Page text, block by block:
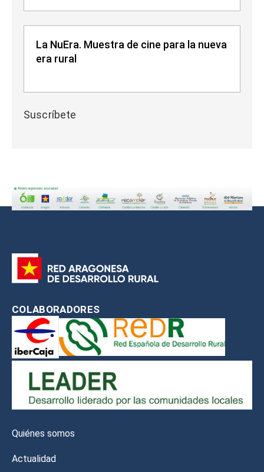
La NuEra. Muestra de cine para la nueva
era rural
Suscríbete
COLABORADORES
Quiénes somos
Actualidad